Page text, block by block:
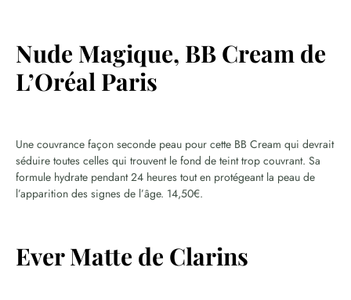
Nude Magique, BB Cream de
L’Oréal Paris
Une couvrance façon seconde peau pour cette BB Cream qui devrait
séduire toutes celles qui trouvent le fond de teint trop couvrant. Sa
formule hydrate pendant 24 heures tout en protégeant la peau de
l’apparition des signes de l’âge. 14,50€.
Ever Matte de Clarins